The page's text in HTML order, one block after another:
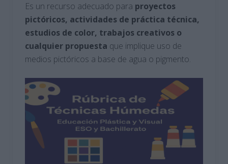
Es un recurso adecuado para proyectos
pictóricos, actividades de práctica técnica,
estudios de color, trabajos creativos o
cualquier propuesta que implique uso de
medios pictóricos a base de agua o pigmento.